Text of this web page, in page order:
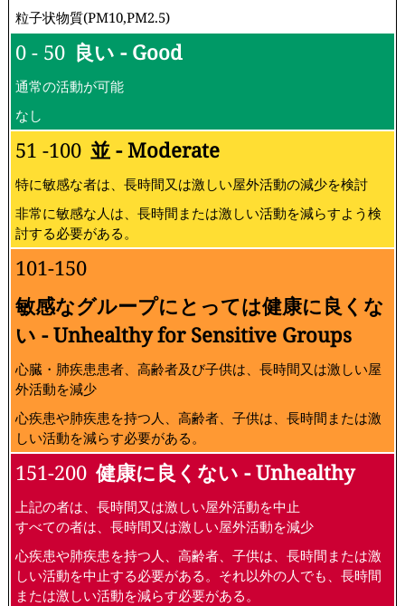
粒子状物質(PM10,PM2.5)
0 - 50 良い - Good
通常の活動が可能
なし
51 -100 並 - Moderate
特に敏感な者は、長時間又は激しい屋外活動の減少を検討
非常に敏感な人は、長時間または激しい活動を減らすよう検
討する必要がある。
101-150
敏感なグループにとっては健康に良くな
い - Unhealthy for Sensitive Groups
心臓・肺疾患患者、高齢者及び子供は、長時間又は激しい屋
外活動を減少
心疾患や肺疾患を持つ人、高齢者、子供は、長時間または激
しい活動を減らす必要がある。
151-200 健康に良くない - Unhealthy
上記の者は、長時間又は激しい屋外活動を中止
すべての者は、長時間又は激しい屋外活動を減少
心疾患や肺疾患を持つ人、高齢者、子供は、長時間または激
しい活動を中止する必要がある。それ以外の人でも、長時間
または激しい活動を減らす必要がある。